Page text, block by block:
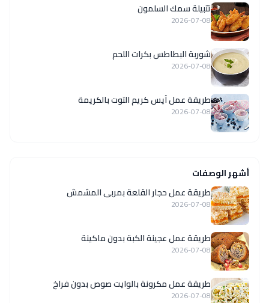
تتبيلة سمك السلمون
2026-07-08
شوربة البطاطس بكرات اللحم
2026-07-08
طريقة عمل آيس كريم التوت بالكريمة
2026-07-08
أشهر الوصفات
طريقة عمل حجار القلعة بمربى المشمش
2026-07-08
طريقة عمل عجينة الكبة بدون ماكينة
2026-07-08
طريقة عمل مكرونة بالوايت صوص بدون فراخ
2026-07-08